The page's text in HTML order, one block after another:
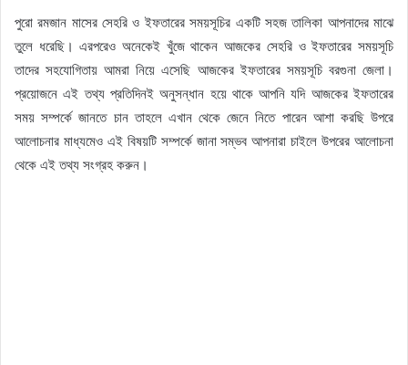
পুরো রমজান মাসের সেহরি ও ইফতারের সময়সূচির একটি সহজ তালিকা আপনাদের মাঝে
তুলে ধরেছি। এরপরেও অনেকেই খুঁজে থাকেন আজকের সেহরি ও ইফতারের সময়সূচি
তাদের সহযোগিতায় আমরা নিয়ে এসেছি আজকের ইফতারের সময়সূচি বরগুনা জেলা।
প্রয়োজনে এই তথ্য প্রতিদিনই অনুসন্ধান হয়ে থাকে আপনি যদি আজকের ইফতারের
সময় সম্পর্কে জানতে চান তাহলে এখান থেকে জেনে নিতে পারেন আশা করছি উপরে
আলোচনার মাধ্যমেও এই বিষয়টি সম্পর্কে জানা সম্ভব আপনারা চাইলে উপরের আলোচনা
থেকে এই তথ্য সংগ্রহ করুন।